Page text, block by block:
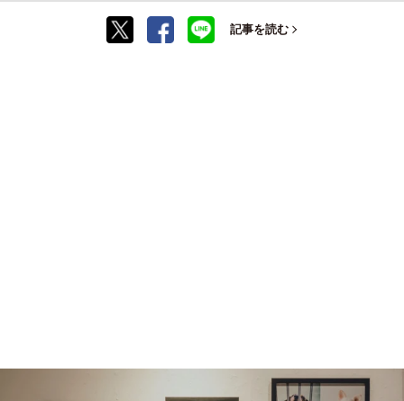
記事を読む